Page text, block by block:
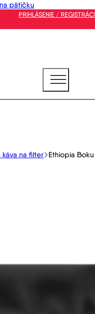
pätičku
PRIHLÁSENIE /
káva na filter Ethiopia